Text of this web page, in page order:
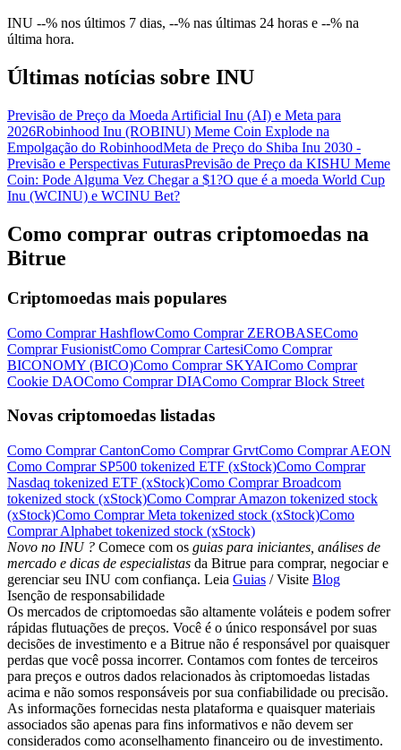
Conecte-se Inscrever-se
Conecte-seInscrever-se
Baixar o
aplicativo Bitrue
Português
INU --% nos últimos 7 dias, --% nas últimas 24 horas e --% na
última hora.
Últimas notícias sobre INU
Previsão de Preço da Moeda Artificial Inu (AI) e Meta para
2026Robinhood Inu (ROBINU) Meme Coin Explode na
Empolgação do RobinhoodMeta de Preço do Shiba Inu 2030 -
Previsão e Perspectivas FuturasPrevisão de Preço da KISHU Meme
Coin: Pode Alguma Vez Chegar a $1?O que é a moeda World Cup
Inu (WCINU) e WCINU Bet?
Como comprar outras criptomoedas na
Bitrue
Criptomoedas mais populares
Como Comprar HashflowComo Comprar ZEROBASEComo
Comprar FusionistComo Comprar CartesiComo Comprar
BICONOMY (BICO)Como Comprar SKYAIComo Comprar
Cookie DAOComo Comprar DIAComo Comprar Block Street
Novas criptomoedas listadas
Como Comprar CantonComo Comprar GrvtComo Comprar AEON
Como Comprar SP500 tokenized ETF (xStock)Como Comprar
Nasdaq tokenized ETF (xStock)Como Comprar Broadcom
tokenized stock (xStock)Como Comprar Amazon tokenized stock
(xStock)Como Comprar Meta tokenized stock (xStock)Como
Comprar Alphabet tokenized stock (xStock)
Novo no INU ? Comece com os guias para iniciantes, análises de
mercado e dicas de especialistas da Bitrue para comprar, negociar e
gerenciar seu INU com confiança. Leia Guias / Visite Blog
Isenção de responsabilidade
Os mercados de criptomoedas são altamente voláteis e podem sofrer
rápidas flutuações de preços. Você é o único responsável por suas
decisões de investimento e a Bitrue não é responsável por quaisquer
perdas que você possa incorrer. Contamos com fontes de terceiros
para preços e outros dados relacionados às criptomoedas listadas
acima e não somos responsáveis por sua confiabilidade ou precisão.
As informações fornecidas nesta plataforma e quaisquer materiais
associados são apenas para fins informativos e não devem ser
considerados como aconselhamento financeiro ou de investimento.